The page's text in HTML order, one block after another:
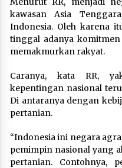
kawasan Asia
Indonesia. Oleh karena
tinggal adanya
memakmurkan rakyat.
Caranya, kata RR,
kepentingan nasional
Di antaranya dengan
pertanian.
“Indonesia ini negara
pemimpin nasional yang
pertanian. Contohnya,